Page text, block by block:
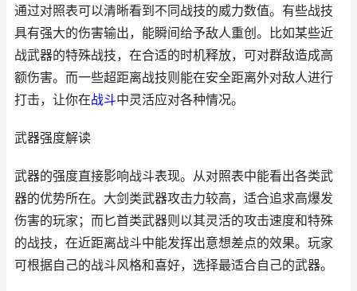
通过对照表可以清晰看到不同战技的威力数值。有些战技
具有强大的伤害输出，能瞬间给予敌人重创。比如某些近
战武器的特殊战技，在合适的时机释放，可对群敌造成高
额伤害。而一些超距离战技则能在安全距离外对敌人进行
打击，让你在战斗中灵活应对各种情况。
武器强度解读
武器的强度直接影响战斗表现。从对照表中能看出各类武
器的优势所在。大剑类武器攻击力较高，适合追求高爆发
伤害的玩家；而匕首类武器则以其灵活的攻击速度和特殊
的战技，在近距离战斗中能发挥出意想差点的效果。玩家
可根据自己的战斗风格和喜好，选择最适合自己的武器。